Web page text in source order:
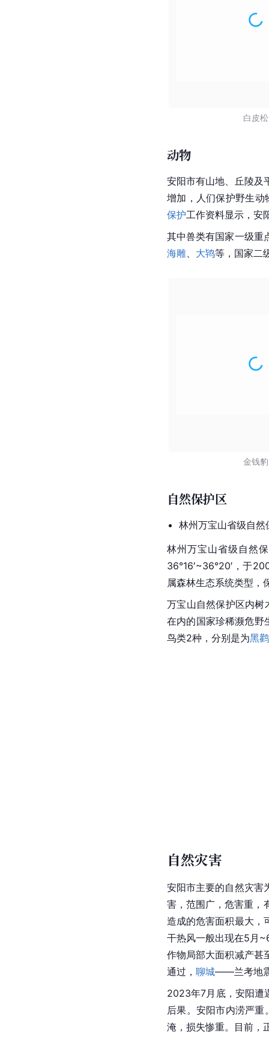
白皮松
动物
安阳市有山地、 丘陵及
增加，人们保护野生
保护工作资料显示，安
其中兽类有国家一级重
海雕、 大鸨等，国家二
金钱豹
自然保护区
林州万宝山省级自然
林州万宝山省级自然
36°16′~36°20′，于
属森林生态系统类型，
万宝山自然保护区内树
在内的国家珍稀濒危野
鸟类2种，分别是为黑鹳
自然灾害
安阳市主要的自然灾害
害，范围广，危害重，
造成的危害面积最大，
干热风一般出现在5月
作物局部大面积减产甚
通过， 聊城——兰考地
2023年7月底，安阳遭
后果。安阳市内涝严
淹，损失惨重。目前，